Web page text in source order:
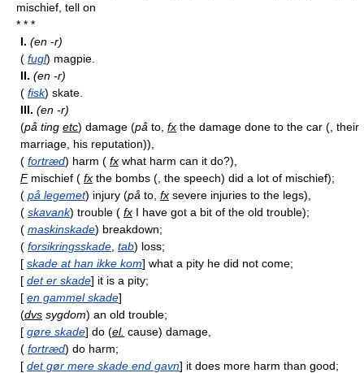
mischief, tell on
* * *
I. (en -r)
( fugl) magpie.
II. (en -r)
( fisk) skate.
III. (en -r)
(på ting etc) damage (på to, fx the damage done to the car (, their
marriage, his reputation)),
( fortræd) harm ( fx what harm can it do?),
Fmischief ( fx the bombs (, the speech) did a lot of mischief);
( på legemet) injury (på to, fx severe injuries to the legs),
( skavank) trouble ( fx I have got a bit of the old trouble);
( maskinskade) breakdown;
( forsikringsskade tab) loss;
[ skade at han ikke kom] what a pity he did not come;
[ det er skade] it is a pity;
[ en gammel skade]
(dvs sygdom) an old trouble;
[ gøre skade] do (el. cause) damage,
( fortræd) do harm;
[ det gør mere skade end gavn] it does more harm than good;